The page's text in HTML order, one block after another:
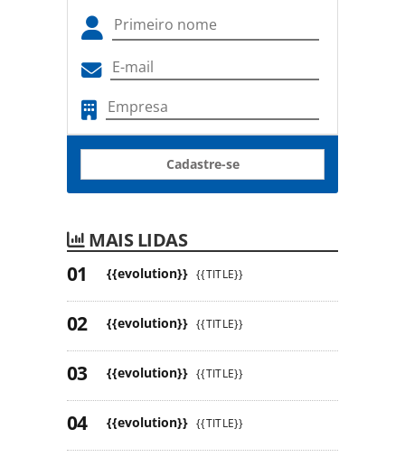
Cadastre-se
MAIS LIDAS
{{evolution}} {{TITLE}}
{{evolution}} {{TITLE}}
{{evolution}} {{TITLE}}
{{evolution}} {{TITLE}}